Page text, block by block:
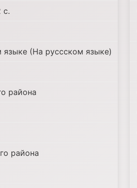
с.
(На руссском языке)
района
района